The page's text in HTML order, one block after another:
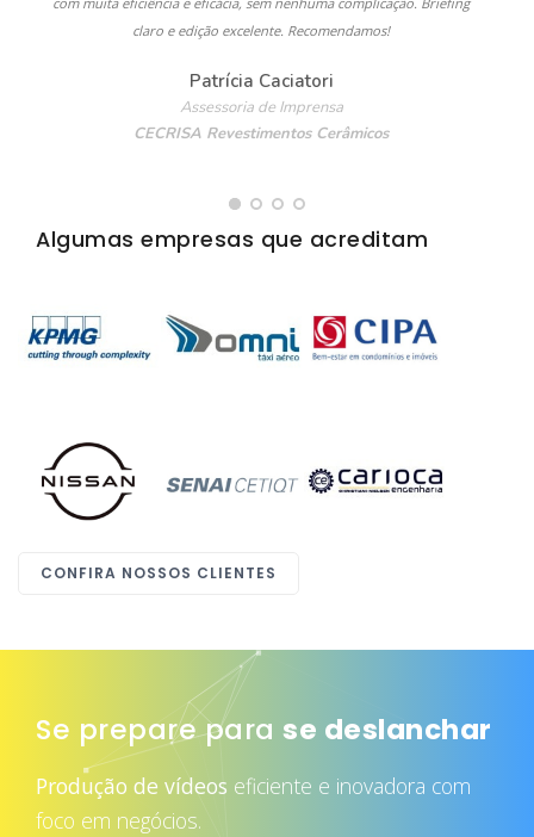
claro e edição excelente. Recomendamos!
Patrícia Caciatori
Assessoria de Imprensa
CECRISA Revestimentos Cerâmicos
Algumas empresas que acreditam
CONFIRA NOSSOS CLIENTES
Se prepare para se deslanchar
Produção de vídeos eficiente e inovadora com
foco em negócios.